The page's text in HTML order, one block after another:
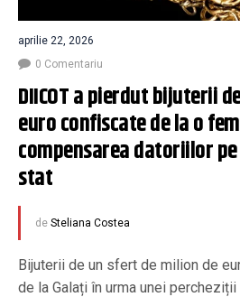
aprilie 22, 2026
0 Comentariu
DIICOT a pierdut bijuterii
euro confiscate de la o
compensarea datoriilor
stat
de Steliana Costea
Bijuterii de un sfert de milion de
de la Galați în urma unei